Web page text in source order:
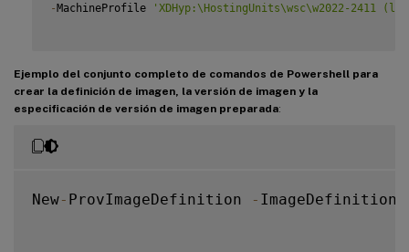
-MachineProfile 'XDHyp:\HostingUnits\wsc\w2022-2411
Ejemplo del conjunto completo de comandos de Powershell para
crear la definición de imagen, la versión de imagen y la
especificación de versión de imagen preparada:
New- ProvImageDefinition -